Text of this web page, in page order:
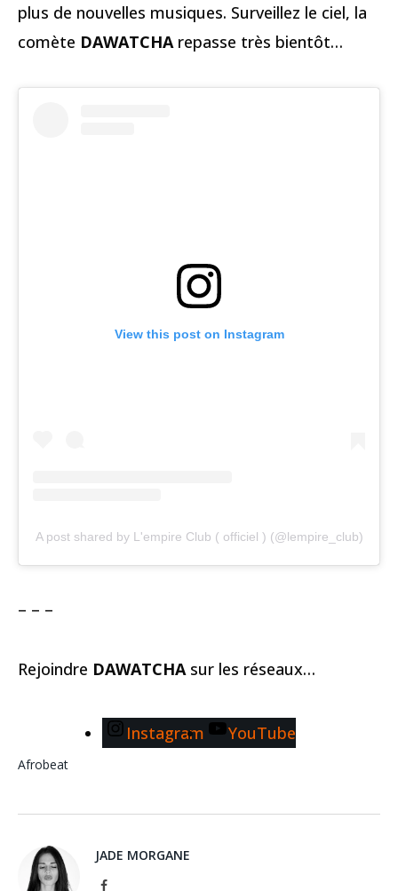
plus de nouvelles musiques. Surveillez le ciel, la
comète DAWATCHArepasse très bientôt…
View this post on Instagram
A post shared by L'empire Club ( officiel ) (@lempire_club)
– – –
Rejoindre DAWATCHA sur les réseaux…
Instagram YouTube
Afrobeat
JADE MORGANE
Facebook